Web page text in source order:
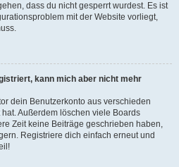
dass du nicht gesperrt wurdest. Es ist
mit der Website vorliegt,
kann mich aber nicht mehr
dein Benutzerkonto aus verschieden
Außerdem löschen viele Boards
Zeit keine Beiträge geschrieben haben,
Registriere dich einfach erneut und